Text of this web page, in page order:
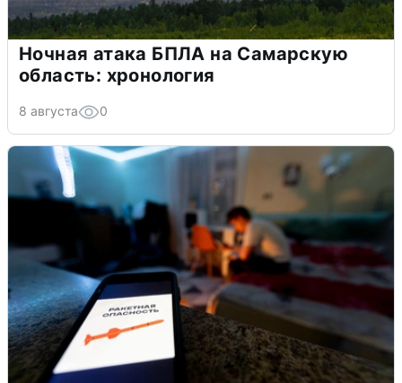
Ночная атака БПЛА на Самарскую
область: хронология
8 августа 0